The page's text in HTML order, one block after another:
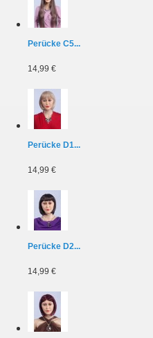
Perücke C5...
14,99 €
Perücke D1...
14,99 €
Perücke D2...
14,99 €